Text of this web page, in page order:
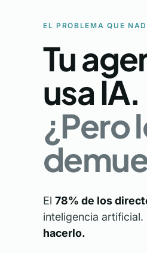
EL PROBLEMA QUE
Tu
usa IA.
¿Pero
El 78% de los
inteligencia artificial.
hacerlo.